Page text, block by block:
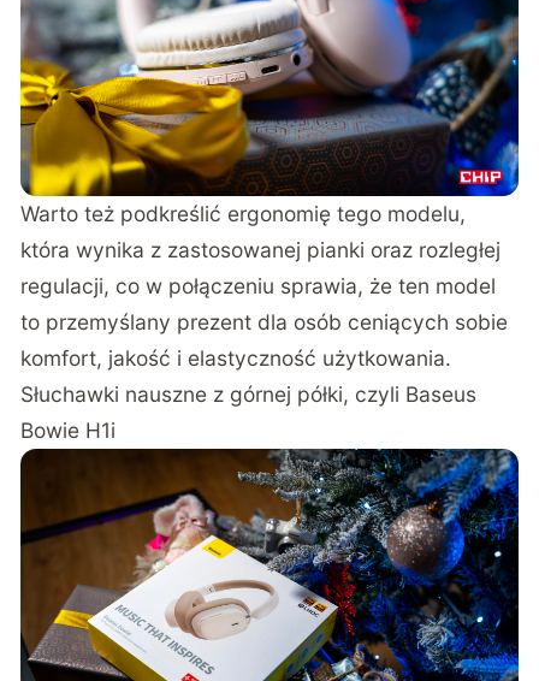
Warto też podkreślić ergonomię tego modelu,
która wynika z zastosowanej pianki oraz rozległej
regulacji, co w połączeniu sprawia, że ten model
to przemyślany prezent dla osób ceniących sobie
komfort, jakość i elastyczność użytkowania.
Słuchawki nauszne z górnej półki, czyli Baseus
Bowie H1i